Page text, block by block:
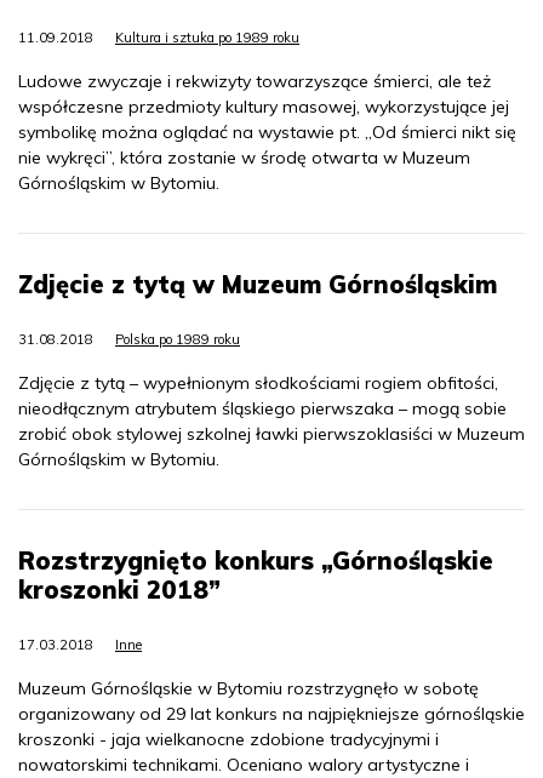
11.09.2018 Kultura i sztuka po 1989 roku
Ludowe zwyczaje i rekwizyty towarzyszące śmierci, ale też
współczesne przedmioty kultury masowej, wykorzystujące jej
symbolikę można oglądać na wystawie pt. „Od śmierci nikt się
nie wykręci”, która zostanie w środę otwarta w Muzeum
Górnośląskim w Bytomiu.
Zdjęcie z tytą w Muzeum Górnośląskim
31.08.2018 Polska po 1989 roku
Zdjęcie z tytą – wypełnionym słodkościami rogiem obfitości,
nieodłącznym atrybutem śląskiego pierwszaka – mogą sobie
zrobić obok stylowej szkolnej ławki pierwszoklasiści w Muzeum
Górnośląskim w Bytomiu.
Rozstrzygnięto konkurs „Górnośląskie
kroszonki 2018”
17.03.2018 Inne
Muzeum Górnośląskie w Bytomiu rozstrzygnęło w sobotę
organizowany od 29 lat konkurs na najpiękniejsze górnośląskie
kroszonki - jaja wielkanocne zdobione tradycyjnymi i
nowatorskimi technikami. Oceniano walory artystyczne i